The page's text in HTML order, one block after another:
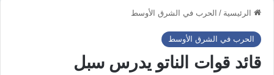
الرئيسية / الحرب في الشرق الأوسط
الحرب في الشرق الأوسط
قائد قوات الناتو يدرس سبل